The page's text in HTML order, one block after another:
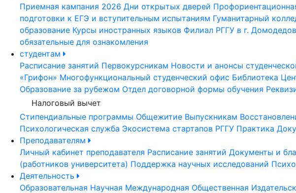
Приемная кампания 2026 Дни открытых дверей
подготовки к ЕГЭ и вступительным испытаниям Гуманитарный
образование Курсы иностранных языков Филиал РГГУ в г.
обязательные для ознакомления
студентам
Расписание занятий Первокурсникам Новости и анонсы
«Грифон» Многофункциональный студенческий офис Библиотека
Образование за рубежом Отдел договорной формы обучения
Налоговый вычет
Стипендиальные программы Общежитие Выпускникам
Психологическая служба Экосистема стартапов РГГУ Практика
Преподавателям
Личный кабинет преподавателя Расписание занятий Документы и
(работников университета) Поддержка научных исследований
Деятельность
Образовательная Научная Международная Общественная